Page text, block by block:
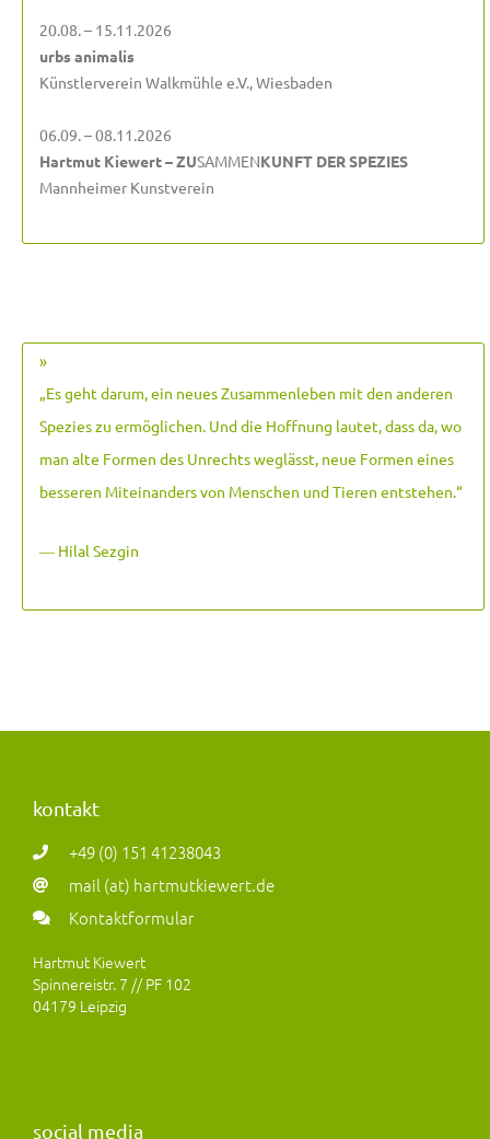
20.08. – 15.11.2026
urbs animalis
Künstlerverein Walkmühle e.V., Wiesbaden
06.09. – 08.11.2026
Hartmut Kiewert – ZUSAMMENKUNFT DER SPEZIES
Mannheimer Kunstverein
»
„Es geht darum, ein neues Zusammenleben mit den anderen
Spezies zu ermöglichen. Und die Hoffnung lautet, dass da, wo
man alte Formen des Unrechts weglässt, neue Formen eines
besseren Miteinanders von Menschen und Tieren entstehen.“
― Hilal Sezgin
kontakt
+49 (0) 151 41238043
mail (at) hartmutkiewert.de
Kontaktformular
Hartmut Kiewert
Spinnereistr. 7 // PF 102
04179 Leipzig
social media